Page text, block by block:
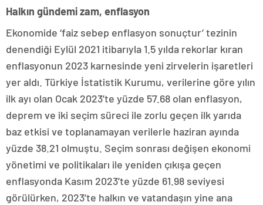
Halkın gündemi zam, enflasyon
Ekonomide ‘faiz sebep enflasyon sonuçtur’ tezinin
denendiği Eylül 2021 itibarıyla 1.5 yılda rekorlar kıran
enflasyonun 2023 karnesinde yeni zirvelerin işaretleri
yer aldı. Türkiye İstatistik Kurumu, verilerine göre yılın
ilk ayı olan Ocak 2023’te yüzde 57.68 olan enflasyon,
deprem ve iki seçim süreci ile zorlu geçen ilk yarıda
baz etkisi ve toplanamayan verilerle haziran ayında
yüzde 38.21 olmuştu. Seçim sonrası değişen ekonomi
yönetimi ve politikaları ile yeniden çıkışa geçen
enflasyonda Kasım 2023’te yüzde 61.98 seviyesi
görülürken, 2023’te halkın ve vatandaşın yine ana